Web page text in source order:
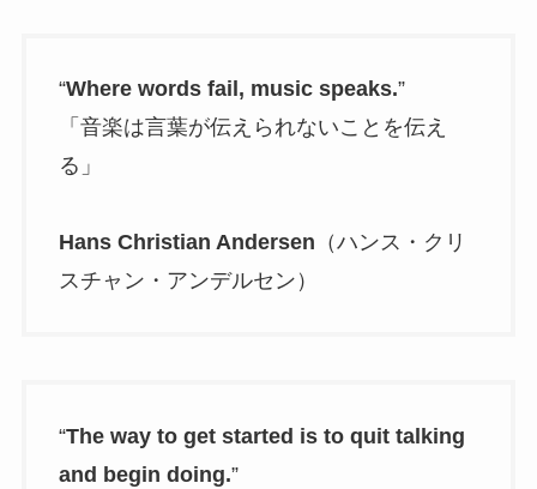
“Where words fail, music speaks.”
「音楽は言葉が伝えられないことを伝え
る」
Hans Christian Andersen （ハンス・クリ
スチャン・アンデルセン）
“The way to get started is to quit talking
and begin doing.”